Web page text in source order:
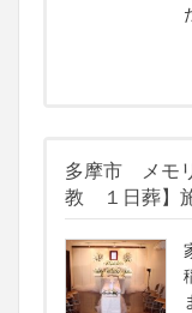
多摩市 メモ
教 １日葬】